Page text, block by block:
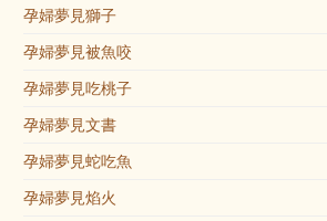
孕婦夢見獅子
孕婦夢見被魚咬
孕婦夢見吃桃子
孕婦夢見文書
孕婦夢見蛇吃魚
孕婦夢見焰火